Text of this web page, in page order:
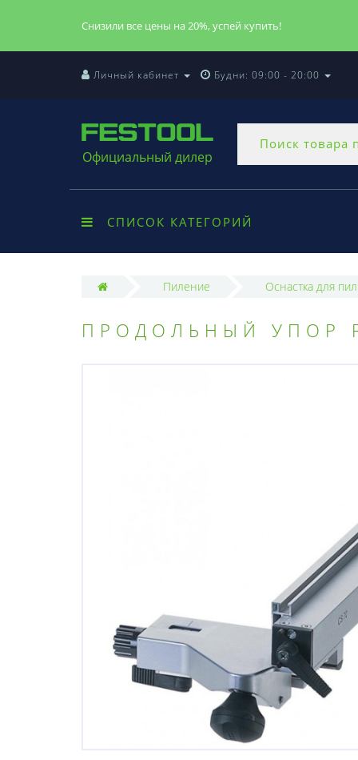
Снизили все цены на 20%, успей купить!
Личный кабинет Будни: 09:00 - 20:00
Официальный дилер
СПИСОК КАТЕГОРИЙ
Пиление Оснастка для пил
ПРОДОЛЬНЫЙ УПОР